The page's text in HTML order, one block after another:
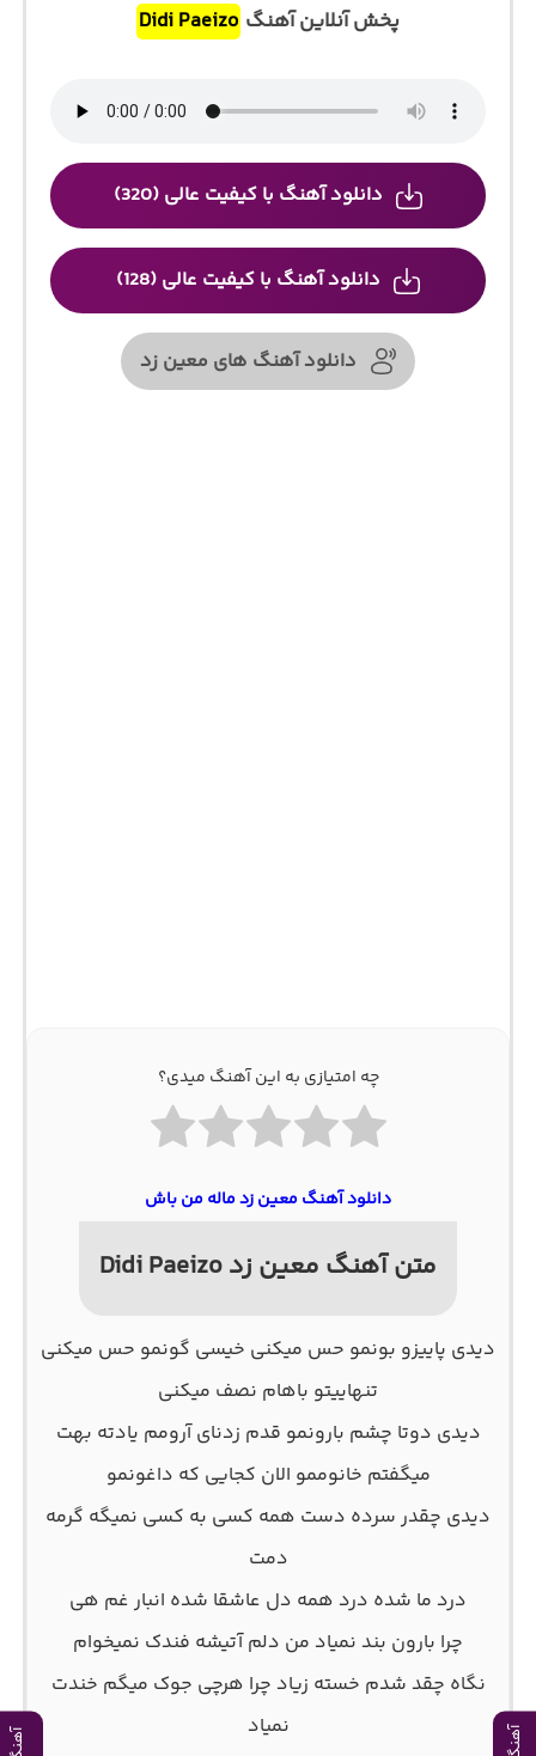
پخش آنلاین آهنگ Didi Paeizo
دانلود آهنگ با کیفیت عالی (320)
دانلود آهنگ با کیفیت عالی (128)
دانلود آهنگ های معین زد
چه امتیازی به این آهنگ میدی؟
دانلود آهنگ معین زد ماله من باش
متن آهنگ معین زد Didi Paeizo
دیدی پاییزو بونمو حس میکنی خیسی گونمو حس میکنی
تنهاییتو باهام نصف میکنی
دیدی دوتا چشم بارونمو قدم زدنای آرومم یادته بهت
میگفتم خانوممو الان کجایی که داغونمو
دیدی چقدر سرده دست همه کسی به کسی نمیگه گرمه
دمت
درد ما شده درد همه دل عاشقا شده انبار غم هی
چرا بارون بند نمیاد من دلم آتیشه فندک نمیخوام
نگاه چقد شدم خسته زیاد چرا هرچی جوک میگم خندت
نمیاد